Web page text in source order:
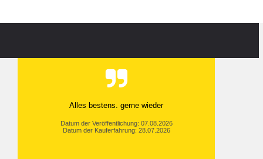
Alles bestens. gerne wieder
Datum der Veröffentlichung: 07.08.2026
Datum der Kauferfahrung: 28.07.2026